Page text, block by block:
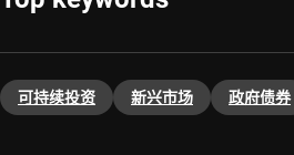
可持续投资 新兴市场 政府债券